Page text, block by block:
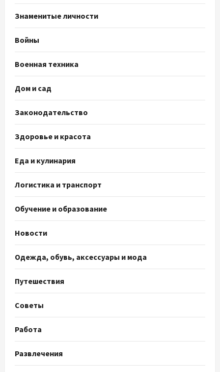
Знаменитые личности
Войны
Военная техника
Дом и сад
Законодательство
Здоровье и красота
Еда и кулинария
Логистика и транспорт
Обучение и образование
Новости
Одежда, обувь, аксессуары и мода
Путешествия
Советы
Работа
Развлечения